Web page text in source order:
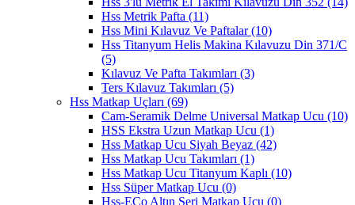
Hss Metrik Pafta (11)
Hss Mini Kılavuz Ve Paftalar(10)
Hss Titanyum Helis Makina Kılavuzu Din 371/C
(5)
Kılavuz Ve Pafta Takımları (3)
Ters Kılavuz Takımları (5)
Hss Matkap Uçları (69)
Cam-Seramik Delme Universal Matkap Ucu (10)
HSS Ekstra Uzun Matkap Ucu (1)
Hss Matkap Ucu Siyah Beyaz (42)
Hss Matkap Ucu Takımları (1)
Hss Matkap Ucu Titanyum Kaplı (10)
Hss Süper Matkap Ucu (0)
Hss-ECo Altın Seri Matkap Ucu (0)